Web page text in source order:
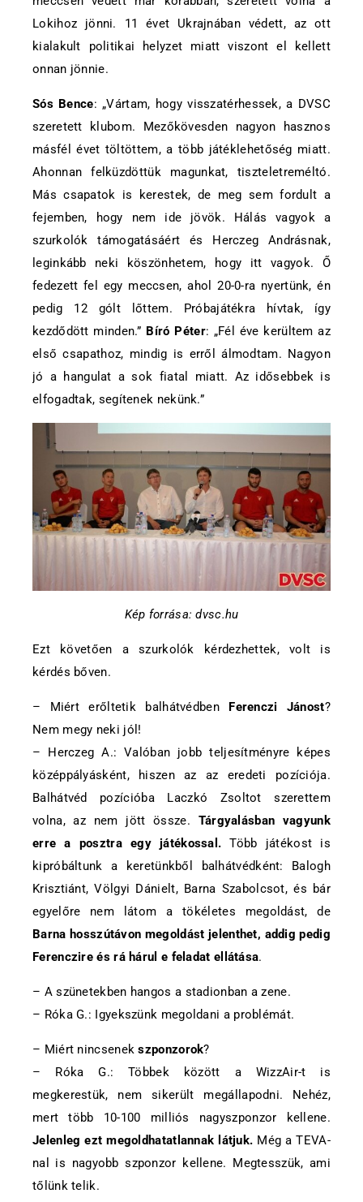
Lokihoz jönni. 11 évet Ukrajnában védett, az ott
kialakult politikai helyzet miatt viszont el kellett
onnan jönnie.
Sós Bence: „Vártam, hogy visszatérhessek, a DVSC
szeretett klubom. Mezőkövesden nagyon hasznos
másfél évet töltöttem, a több játéklehetőség miatt.
Ahonnan felküzdöttük magunkat, tiszteletreméltó.
Más csapatok is kerestek, de meg sem fordult a
fejemben, hogy nem ide jövök. Hálás vagyok a
szurkolók támogatásáért és Herczeg Andrásnak,
leginkább neki köszönhetem, hogy itt vagyok. Ő
fedezett fel egy meccsen, ahol 20-0-ra nyertünk, én
pedig 12 gólt lőttem. Próbajátékra hívtak, így
kezdődött minden.” Bíró Péter: „Fél éve kerültem az
első csapathoz, mindig is erről álmodtam. Nagyon
jó a hangulat a sok fiatal miatt. Az idősebbek is
elfogadtak, segítenek nekünk.”
Kép forrása: dvsc.hu
Ezt követően a szurkolók kérdezhettek, volt is
kérdés bőven.
– Miért erőltetik balhátvédben Ferenczi Jánost?
Nem megy neki jól!
– Herczeg A.: Valóban jobb teljesítményre képes
középpályásként, hiszen az az eredeti pozíciója.
Balhátvéd pozícióba Laczkó Zsoltot szerettem
volna, az nem jött össze. Tárgyalásban vagyunk
erre a posztra egy játékossal. Több játékost is
kipróbáltunk a keretünkből balhátvédként: Balogh
Krisztiánt, Völgyi Dánielt, Barna Szabolcsot, és bár
egyelőre nem látom a tökéletes megoldást, de
Barna hosszútávon megoldást jelenthet, addig pedig
Ferenczire és rá hárul e feladat ellátása.
– A szünetekben hangos a stadionban a zene.
– Róka G.: Igyekszünk megoldani a problémát.
– Miért nincsenekszponzorok?
– Róka G.: Többek között a WizzAir-t is
megkerestük, nem sikerült megállapodni. Nehéz,
mert több 10-100 milliós nagyszponzor kellene.
Jelenleg ezt megoldhatatlannak látjuk. Még a TEVA-
nal is nagyobb szponzor kellene. Megtesszük, ami
tőlünk telik.